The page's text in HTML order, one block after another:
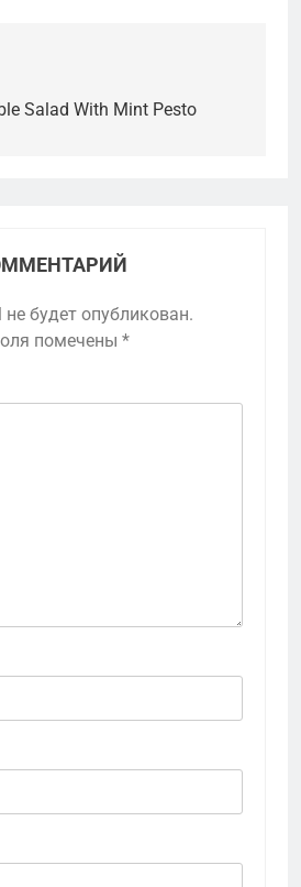
Salad With Mint Pesto
будет опубликован.
помечены *